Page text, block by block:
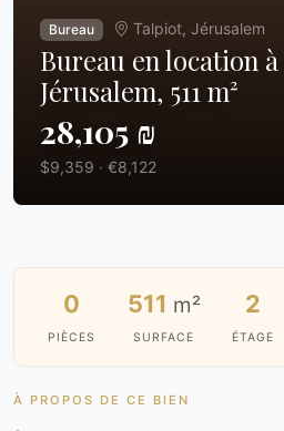
Bureau Talpiot, Jérusalem
Bureau en location
Jérusalem, 511 m²
28,105 ₪
$9,359 · €8,122
0
PIÈCES
511 m²
SURFACE
2
ÉTAGE
À PROPOS DE CE BIEN